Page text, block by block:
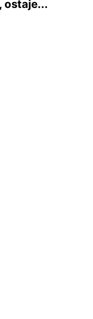
ostaje...